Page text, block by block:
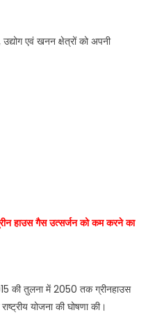
एवं खनन क्षेत्रों को अपनी
हाउस गैस उत्सर्जन को कम करने का
की तुलना में 2050 तक ग्रीनहाउस
योजना की घोषणा की।